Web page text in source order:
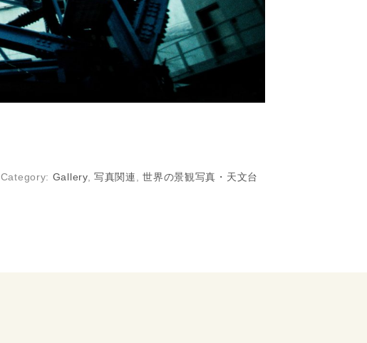
Category: Gallery,写真関連,世界の景観写真・天文台